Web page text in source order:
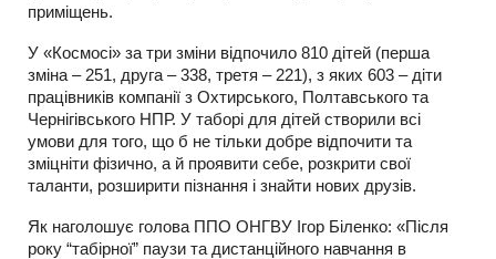
приміщень.
У «Космосі» за три зміни відпочило 810 дітей (перша
зміна – 251, друга – 338, третя – 221), з яких 603 – діти
працівників компанії з Охтирського, Полтавського та
Чернігівського НПР. У таборі для дітей створили всі
умови для того, що б не тільки добре відпочити та
зміцніти фізично, а й проявити себе, розкрити свої
таланти, розширити пізнання і знайти нових друзів.
Як наголошує голова ППО ОНГВУ Ігор Біленко: «Після
року “табірної” паузи та дистанційного навчання в